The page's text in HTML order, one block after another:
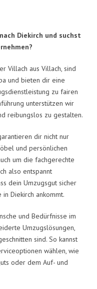
Diekirch und suchst
Villach aus Villach, sind
und bieten dir eine
zu fairen
unterstützen wir
reibungslos zu gestalten.
dir nicht nur
und persönlichen
um die fachgerechte
also entspannt
dein Umzugsgut sicher
Diekirch ankommt.
und Bedürfnisse im
Umzugslösungen,
sind. So kannst
wählen, wie
oder dem Auf- und